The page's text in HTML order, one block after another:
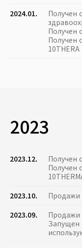
2024.01.
Получен
Получен
Получен
10THERA
2023
2023.12.
Получен
Получен
2023.10.
Продажи
2023.09.
Продажи
Запущен